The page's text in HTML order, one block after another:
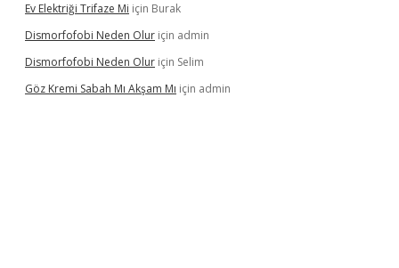
Ev Elektriği Trifaze Mi için Burak
Dismorfofobi Neden Olur için admin
Dismorfofobi Neden Olur için Selim
Göz Kremi Sabah Mı Akşam Mı için admin